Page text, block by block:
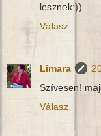
lesznek:))
Válasz
Limara
Szívesen!
Válasz